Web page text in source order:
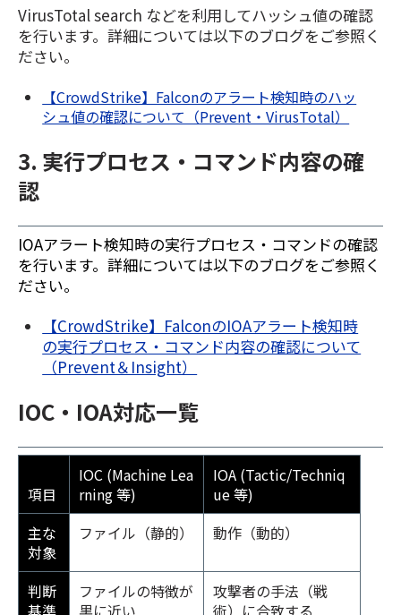
VirusTotal search などを利用してハッシュ値の確認
を行います。詳細については以下のブログをご参照く
ださい。
【CrowdStrike】Falconのアラート検知時のハッ
シュ値の確認について（Prevent・VirusTotal）
3. 実行プロセス・コマンド内容の確
認
IOAアラート検知時の実行プロセス・コマンドの確認
を行います。詳細については以下のブログをご参照く
ださい。
【CrowdStrike】FalconのIOAアラート検知時
の実行プロセス・コマンド内容の確認について
（Prevent＆Insight）
IOC・IOA対応一覧
項目
IOC (Machine Lea
rning 等)
IOA (Tactic/Techniq
ue 等)
主な
対象
ファイル（静的） 動作（動的）
判断
基準
ファイルの特徴が
黒に近い
攻撃者の手法（戦
術）に合致する